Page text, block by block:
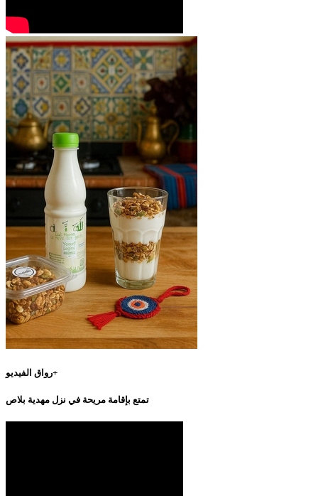
رواق الفيديو+
تمتع بإقامة مريحة في نزل مهدية بلاص